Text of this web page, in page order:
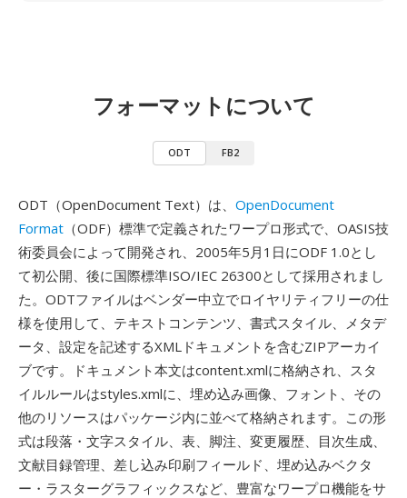
フォーマットについて
ODT FB2
ODT（OpenDocument Text）は、 OpenDocument
Format （ODF）標準で定義されたワープロ形式で、OASIS技
術委員会によって開発され、2005年5月1日にODF 1.0とし
て初公開、後に国際標準ISO/IEC 26300として採用されまし
た。ODTファイルはベンダー中立でロイヤリティフリーの仕
様を使用して、テキストコンテンツ、書式スタイル、メタデ
ータ、設定を記述するXMLドキュメントを含むZIPアーカイ
ブです。ドキュメント本文はcontent.xmlに格納され、スタ
イルルールはstyles.xmlに、埋め込み画像、フォント、その
他のリソースはパッケージ内に並べて格納されます。この形
式は段落・文字スタイル、表、脚注、変更履歴、目次生成、
文献目録管理、差し込み印刷フィールド、埋め込みベクタ
ー・ラスターグラフィックスなど、豊富なワープロ機能をサ